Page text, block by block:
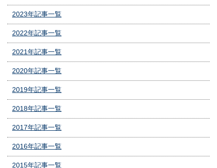
2023年記事一覧
2022年記事一覧
2021年記事一覧
2020年記事一覧
2019年記事一覧
2018年記事一覧
2017年記事一覧
2016年記事一覧
2015年記事一覧